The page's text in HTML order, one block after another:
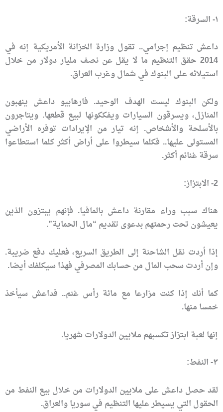
١- السرقة:
داعش تنظيم إجرامي.. تقول وزارة الخزانة الأمريكية إنه في
2014 حقق التنظيم ما لا يقل عن نصف مليار دولار من خلال
استيلائه على البنوك في شمال وغرب العراق.
ولكن البنوك ليست الهدف الوحيد. فارهابيو داعش ينهبون
المنازل، ويسرقون السيارات ويفككونها لبيع قطعها. ويتاجرون
بالأسلحة والأشخاص. إنه تيار من الإيرادات توفره الأراضي
المستولى عليها.. فكلما سيطروا على أراض أكثر كلما استطاعوا
سرقة غنائم أكثر.
2- الابتزاز:
هناك سبب وراء مقارنة داعش بالمافيا. فإنهم يبتزون الذين
يعيشون تحت رحمتهم بدعوى تقديم “مال الحماية”.
إذا أردت نقل الشاحنة إلى الطريق السريع، فعليك دفع ضريبة.
وإن أردت سحب المال من حسابك المصرفي فهذا سيكلفك أيضا.
كما أنك إذا كنت مزارعا مع مائة رأس غنم.. فداعش سيأخذ
خمسا منها.
إنها لعبة ابتزاز تكسبهم ملايين الدولارات شهريا.
٣- النفط:
لقد حصل داعش على ملايين الدولارات من خلال بيع النفط من
الحقول التي يسيطر عليها التنظيم في سوريا والعراق.